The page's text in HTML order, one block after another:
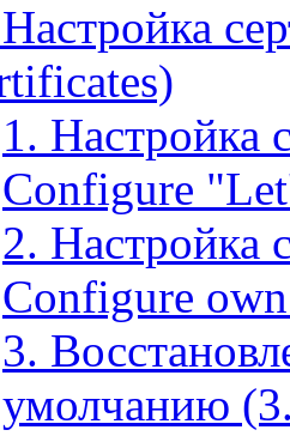
1. Настройка
Configure
2. Настройка
Configure
3.
умолчанию